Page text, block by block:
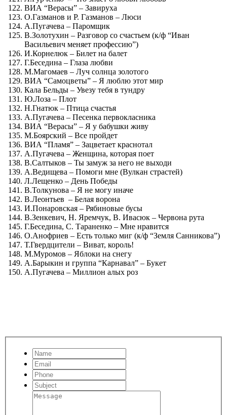
ВИА “Верасы” – Завируха
О.Газманов и Р. Газманов – Люси
А.Пугачева – Паромщик
В.Золотухин – Разговор со счастьем (к/ф “Иван
Васильевич меняет профессию”)
И.Корнелюк – Билет на балет
Г.Беседина – Глаза любви
М.Магомаев – Луч солнца золотого
ВИА “Самоцветы” – Я люблю этот мир
Кала Бельды – Увезу тебя в тундру
Ю.Лоза – Плот
Н.Гнатюк – Птица счастья
А.Пугачева – Песенка первокласника
ВИА “Верасы” – Я у бабушки живу
М.Боярский – Все пройдет
ВИА “Пламя” – Зацветает краснотал
А.Пугачева – Женщина, которая поет
В.Салтыков – Ты замуж за него не выходи
А.Ведищева – Помоги мне (Вулкан страстей)
Л.Лещенко – День Победы
В.Толкунова – Я не могу иначе
В.Леонтьев – Белая ворона
И.Понаровская – Рябиновые бусы
В.Зенкевич, Н. Яремчук, В. Ивасюк – Червона рута
Г.Беседина, С. Тараненко – Мне нравится
О.Анофриев – Есть только миг (к/ф “Земля Санникова”)
Т.Гвердцители – Виват, король!
М.Муромов – Яблоки на снегу
А.Барыкин и группа “Карнавал” – Букет
А.Пугачева – Миллион алых роз